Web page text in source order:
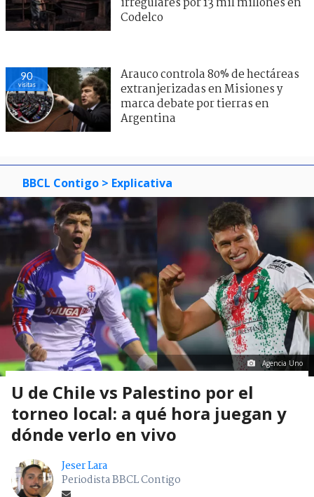
Codelco
90
visitas
Arauco controla 80% de hectáreas
extranjerizadas en Misiones y
marca debate por tierras en
Argentina
BBCL Contigo > Explicativa
Agencia Uno
U de Chile vs Palestino por el
torneo local: a qué hora juegan y
dónde verlo en vivo
Jeser Lara
Periodista BBCL Contigo